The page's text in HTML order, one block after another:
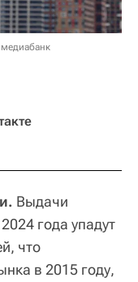
Выдачи
года упадут
что
в 2015 году,